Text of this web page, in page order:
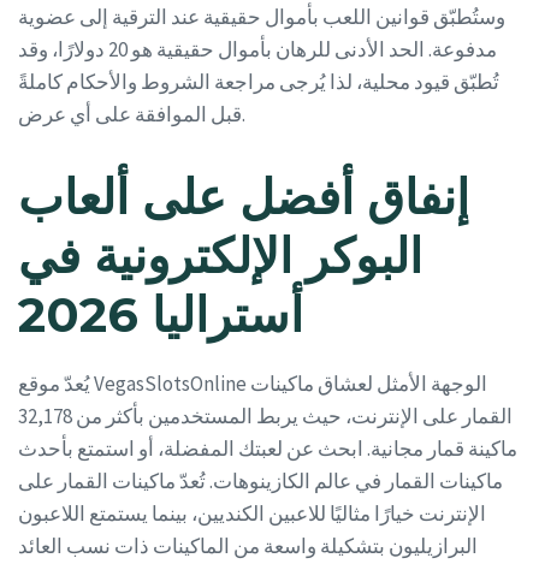
وستُطبّق قوانين اللعب بأموال حقيقية عند الترقية إلى عضوية
مدفوعة. الحد الأدنى للرهان بأموال حقيقية هو 20 دولارًا، وقد
تُطبّق قيود محلية، لذا يُرجى مراجعة الشروط والأحكام كاملةً
قبل الموافقة على أي عرض.
إنفاق أفضل على ألعاب
البوكر الإلكترونية في
أستراليا 2026
يُعدّ موقع VegasSlotsOnline الوجهة الأمثل لعشاق ماكينات
القمار على الإنترنت، حيث يربط المستخدمين بأكثر من 32,178
ماكينة قمار مجانية. ابحث عن لعبتك المفضلة، أو استمتع بأحدث
ماكينات القمار في عالم الكازينوهات. تُعدّ ماكينات القمار على
الإنترنت خيارًا مثاليًا للاعبين الكنديين، بينما يستمتع اللاعبون
البرازيليون بتشكيلة واسعة من الماكينات ذات نسب العائد